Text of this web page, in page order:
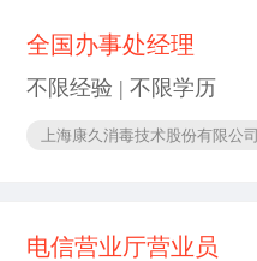
全国办事处经理
不限经验 | 不限学历
上海康久消毒技术股份有限公司
电信营业厅营业员